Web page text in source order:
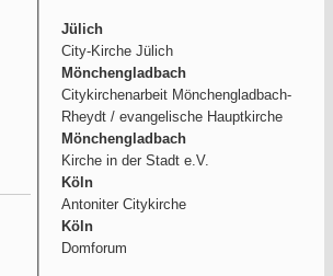
Jülich
City-Kirche Jülich
Mönchengladbach
Citykirchenarbeit Mönchengladbach-
Rheydt / evangelische Hauptkirche
Mönchengladbach
Kirche in der Stadt e.V.
Köln
Antoniter Citykirche
Köln
Domforum